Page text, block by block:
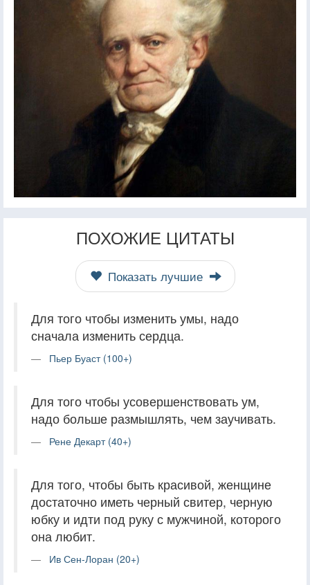
ПОХОЖИЕ ЦИТАТЫ
Показать лучшие
Для того чтобы изменить умы, надо
сначала изменить сердца.
Пьер Буаст (100+)
Для того чтобы усовершенствовать ум,
надо больше размышлять, чем заучивать.
Рене Декарт (40+)
Для того, чтобы быть красивой, женщине
достаточно иметь черный свитер, черную
юбку и идти под руку с мужчиной, которого
она любит.
Ив Сен-Лоран (20+)